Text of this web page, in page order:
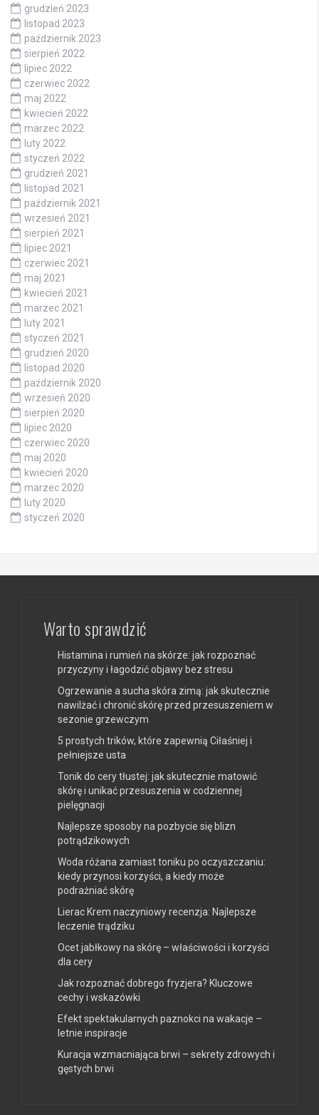
grudzień 2023
listopad 2023
październik 2023
sierpień 2022
lipiec 2022
czerwiec 2022
maj 2022
kwiecień 2022
marzec 2022
luty 2022
styczeń 2022
grudzień 2021
listopad 2021
październik 2021
wrzesień 2021
sierpień 2021
lipiec 2021
czerwiec 2021
maj 2021
kwiecień 2021
marzec 2021
luty 2021
styczeń 2021
grudzień 2020
listopad 2020
październik 2020
wrzesień 2020
sierpień 2020
lipiec 2020
czerwiec 2020
maj 2020
kwiecień 2020
marzec 2020
luty 2020
styczeń 2020
Warto sprawdzić
Histamina i rumień na skórze: jak rozpoznać
przyczyny i łagodzić objawy bez stresu
Ogrzewanie a sucha skóra zimą: jak skutecznie
nawilżać i chronić skórę przed przesuszeniem w
sezonie grzewczym
5 prostych trików, które zapewnią Ciłaśniej i
pełniejsze usta
Tonik do cery tłustej: jak skutecznie matowić
skórę i unikać przesuszenia w codziennej
pielęgnacji
Najlepsze sposoby na pozbycie się blizn
potrądzikowych
Woda różana zamiast toniku po oczyszczaniu:
kiedy przynosi korzyści, a kiedy może
podrażniać skórę
Lierac Krem naczyniowy recenzja: Najlepsze
leczenie trądziku
Ocet jabłkowy na skórę – właściwości i korzyści
dla cery
Jak rozpoznać dobrego fryzjera? Kluczowe
cechy i wskazówki
Efekt spektakularnych paznokci na wakacje –
letnie inspiracje
Kuracja wzmacniająca brwi – sekrety zdrowych i
gęstych brwi